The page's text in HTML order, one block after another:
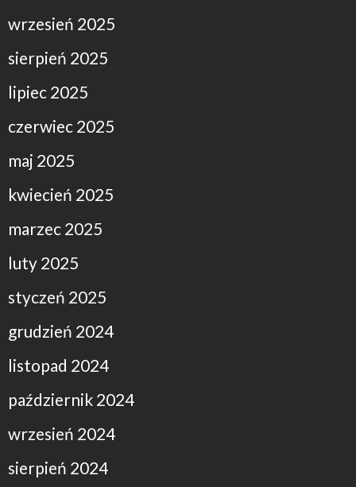
wrzesień 2025
sierpień 2025
lipiec 2025
czerwiec 2025
maj 2025
kwiecień 2025
marzec 2025
luty 2025
styczeń 2025
grudzień 2024
listopad 2024
październik 2024
wrzesień 2024
sierpień 2024